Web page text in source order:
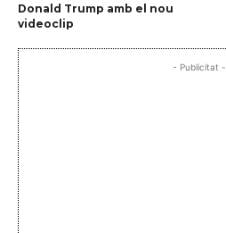
Donald Trump amb el nou
videoclip
- Publicitat -